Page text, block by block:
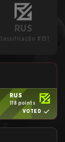
RUS
#151
RUS
118 points
VOTED